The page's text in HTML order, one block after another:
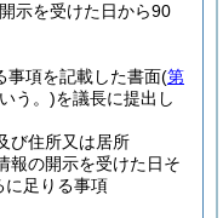
示を受けた日から90
事項を記載した書面(第
う。)を議長に提出し
び住所又は居所
報の開示を受けた日そ
に足りる事項